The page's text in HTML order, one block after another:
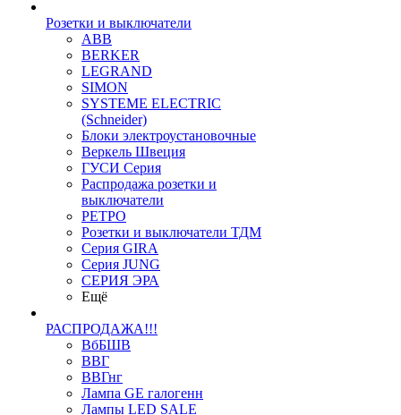
Розетки и выключатели
ABB
BERKER
LEGRAND
SIMON
SYSTEME ELECTRIC
(Schneider)
Блоки электроустановочные
Веркель Швеция
ГУСИ Серия
Распродажа розетки и
выключатели
РЕТРО
Розетки и выключатели ТДМ
Серия GIRA
Серия JUNG
СЕРИЯ ЭРА
Ещё
РАСПРОДАЖА!!!
ВбБШВ
ВВГ
ВВГнг
Лампа GE галогенн
Лампы LED SALE